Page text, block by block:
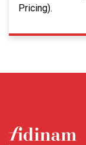
Pricing).